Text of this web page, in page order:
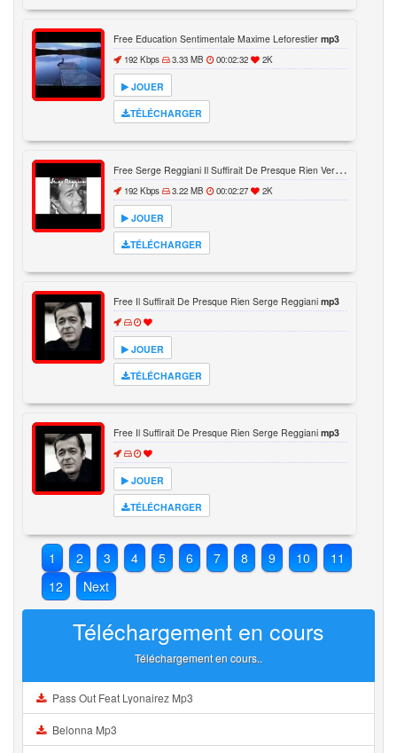
Free Education Sentimentale Maxime Leforestier mp3
192 Kbps 3.33 MB 00:02:32 2K
JOUER
TÉLÉCHARGER
F
ree Serge Reggiani Il Suffirait De Presque Rien Version Inedite
192 Kbps 3.22 MB 00:02:27 2K
JOUER
TÉLÉCHARGER
Free Il Suffirait De Presque Rien Serge Reggiani mp3
JOUER
TÉLÉCHARGER
Free Il Suffirait De Presque Rien Serge Reggiani mp3
JOUER
TÉLÉCHARGER
1 2 3 4 5 6 7 8 9 10
11
12
Next
Téléchargement en cours
Téléchargement en cours..
Pass Out Feat Lyonairez Mp3
Belonna Mp3